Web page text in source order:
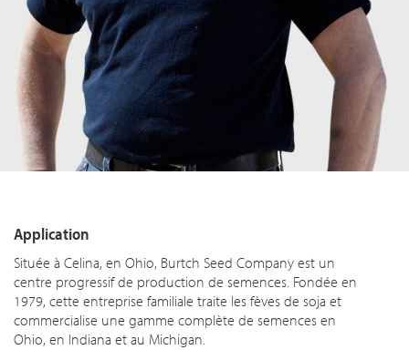
Application
Située à Celina, en Ohio, Burtch Seed Company est un
centre progressif de production de semences. Fondée en
1979, cette entreprise familiale traite les fèves de soja et
commercialise une gamme complète de semences en
Ohio, en Indiana et au Michigan.